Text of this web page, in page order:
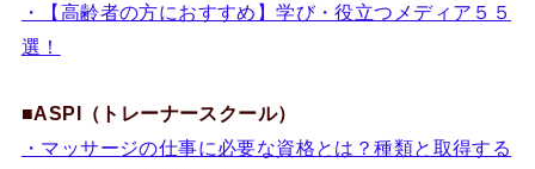
・【高齢者の方におすすめ】学び・役立つメディア５５
選！
■ASPI（トレーナースクール）
・マッサージの仕事に必要な資格とは？種類と取得する